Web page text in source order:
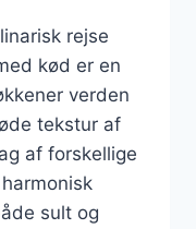
rejse
kød er en
verden
tekstur af
af forskellige
sult og